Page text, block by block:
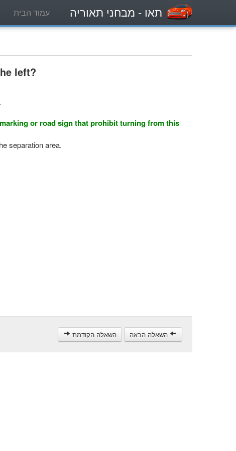
תאו - מבחני תאוריה עמוד הבית
left?
or road sign that prohibit turning from this
separation area.
השאלה הקודמת